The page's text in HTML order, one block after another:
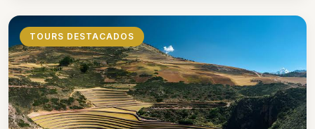
TOURS DESTACADOS